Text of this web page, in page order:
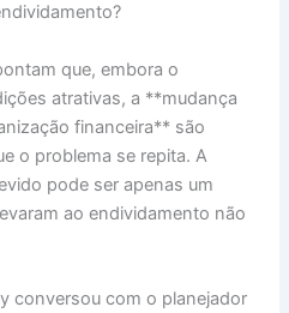
que, embora o
atrativas, a **mudança
financeira** são
o problema se repita. A
pode ser apenas um
ao endividamento não
conversou com o planejador